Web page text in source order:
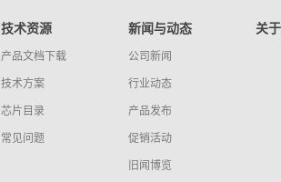
技术资源
产品文档下载
技术方案
芯片目录
常见问题
新闻与动态
公司新闻
行业动态
产品发布
促销活动
旧闻博览
关